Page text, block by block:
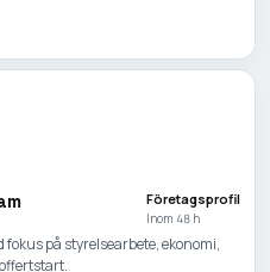
Företagsprofil
Inom 48 h
på styrelsearbete, ekonomi,